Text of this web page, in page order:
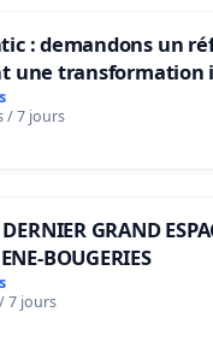
: demandons un
une transformation
»
/ 7 jours
GRAND
BOUGERIES
7 jours